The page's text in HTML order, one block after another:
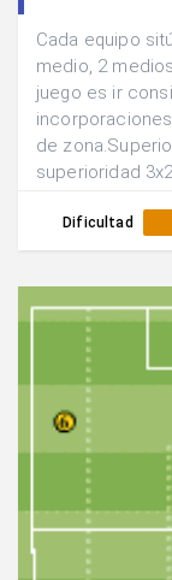
Cada equipo
medio, 2
juego es ir
de
superioridad
Dificultad